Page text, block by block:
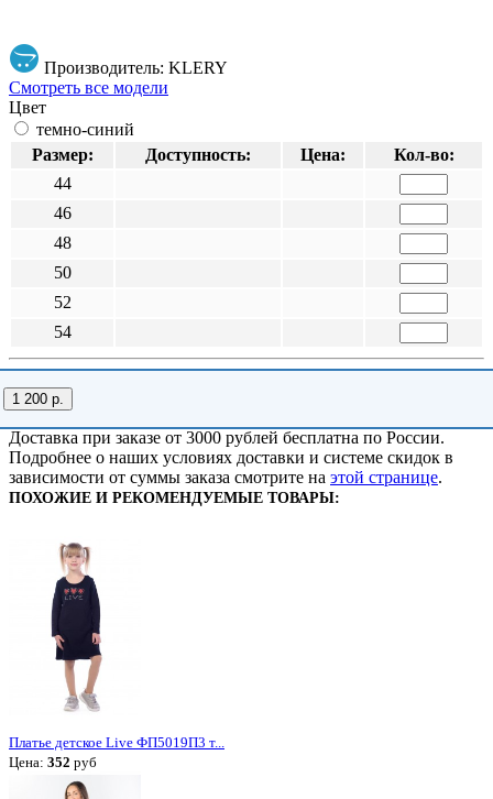
Производитель: KLERY
Смотреть все модели
Цвет
темно-синий
Размер:
Доступность: Цена:
Кол-во:
44
46
48
50
52
54
1 200 р.
Доставка при заказе от 3000 рублей бесплатна по России.
Подробнее о наших условиях доставки и системе скидок в
зависимости от суммы заказа смотрите на этой странице.
ПОХОЖИЕ И РЕКОМЕНДУЕМЫЕ ТОВАРЫ:
Платье детское Live ФП5019П3 т...
Цена: 352 руб